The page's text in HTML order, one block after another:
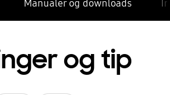
Manualer og downloads
og tip